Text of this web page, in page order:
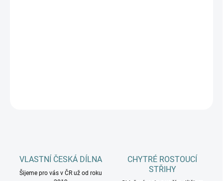
VLASTNÍ ČESKÁ DÍLNA
Šijeme pro vás v ČR už od roku
CHYTRÉ ROSTOUCÍ
STŘIHY